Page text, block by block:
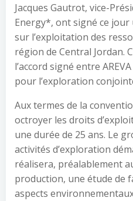
Jacques Gautrot, vice-
Energy*, ont signé ce
sur l’exploitation des
région de Central Jordan.
l’accord signé entre
pour l’exploration
Aux termes de la
octroyer les droits
une durée de 25 ans. Le
activités d’exploration
réalisera, préalablement
production, une étude de
aspects